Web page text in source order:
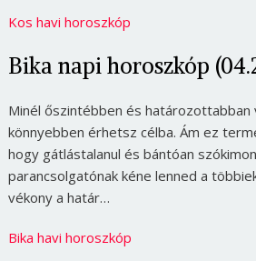
Kos havi horoszkóp
Bika napi horoszkóp
Minél őszintébben és határozottabban
könnyebben érhetsz célba. Ám ez
hogy gátlástalanul és bántóan
parancsolgatónak kéne lenned a
vékony a határ…
Bika havi horoszkóp